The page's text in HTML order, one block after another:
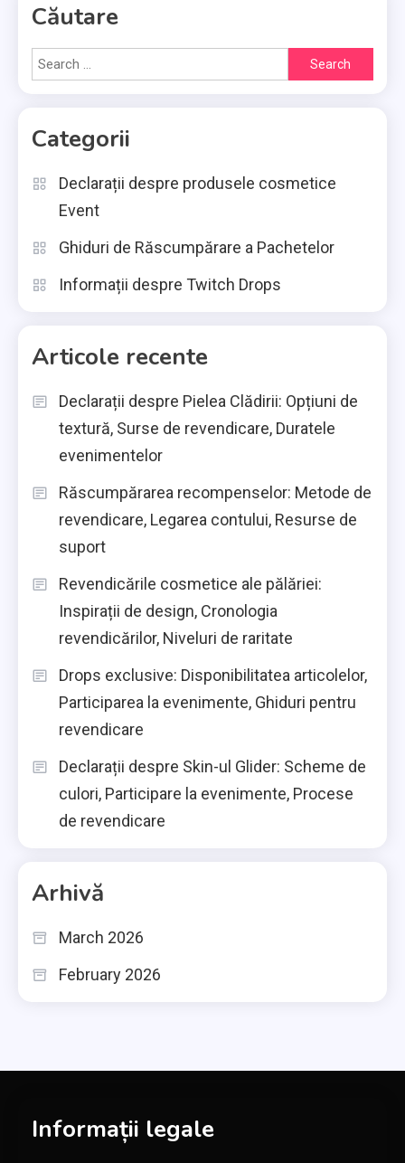
Căutare
Search
for:
Categorii
Declarații despre produsele cosmetice
Event
Ghiduri de Răscumpărare a Pachetelor
Informații despre Twitch Drops
Articole recente
Declarații despre Pielea Clădirii: Opțiuni de
textură, Surse de revendicare, Duratele
evenimentelor
Răscumpărarea recompenselor: Metode de
revendicare, Legarea contului, Resurse de
suport
Revendicările cosmetice ale pălăriei:
Inspirații de design, Cronologia
revendicărilor, Niveluri de raritate
Drops exclusive: Disponibilitatea articolelor,
Participarea la evenimente, Ghiduri pentru
revendicare
Declarații despre Skin-ul Glider: Scheme de
culori, Participare la evenimente, Procese
de revendicare
Arhivă
March 2026
February 2026
Informații legale